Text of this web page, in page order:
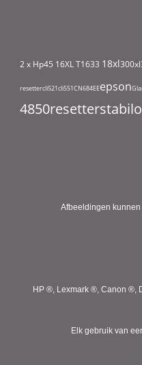
2 x Hp45 16XL T1633 18xl300xl
resettercli521cli551CN684EEepson
4850resetterstabilo
Afbeeldingen
HP ®, Lexmark ®, Canon ®,
Elk gebruik van